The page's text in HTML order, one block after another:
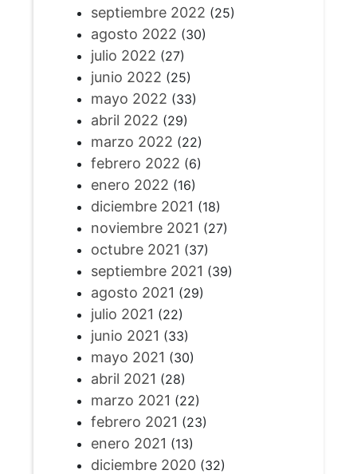
septiembre 2022 (25)
agosto 2022 (30)
julio 2022 (27)
junio 2022 (25)
mayo 2022 (33)
abril 2022 (29)
marzo 2022 (22)
febrero 2022 (6)
enero 2022 (16)
diciembre 2021 (18)
noviembre 2021 (27)
octubre 2021 (37)
septiembre 2021 (39)
agosto 2021 (29)
julio 2021 (22)
junio 2021 (33)
mayo 2021 (30)
abril 2021 (28)
marzo 2021 (22)
febrero 2021 (23)
enero 2021 (13)
diciembre 2020(32)